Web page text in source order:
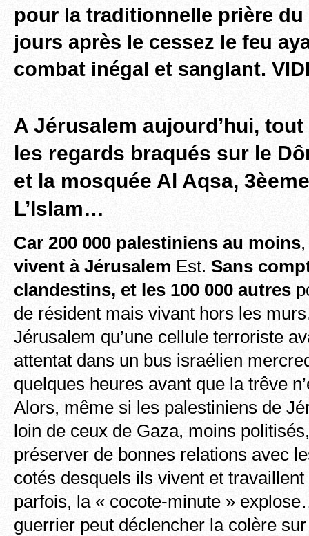
pour la traditionnelle prière du
jours après le cessez le feu
combat inégal et sanglant.
A Jérusalem aujourd’hui,
les regards braqués sur le
et la mosquée Al Aqsa,
L’Islam…
Car 200 000 palestiniens au moins
vivent à Jérusalem Est. Sans
clandestins, et les 100 000 autres
de résident mais vivant hors les
Jérusalem qu’une cellule terroriste
attentat dans un bus israélien
quelques heures avant que la trêve
Alors, même si les palestiniens de
loin de ceux de Gaza, moins
préserver de bonnes relations avec
cotés desquels ils vivent et
parfois, la « cocote-minute »
guerrier peut déclencher la colère